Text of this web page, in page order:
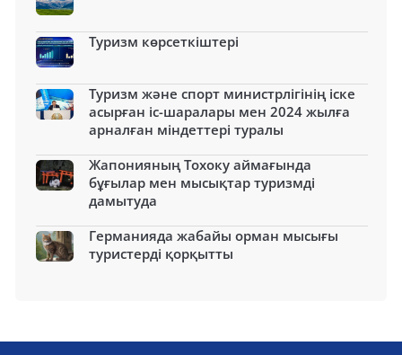
Туризм көрсеткіштері
Туризм және спорт министрлігінің іске
асырған іс-шаралары мен 2024 жылға
арналған міндеттері туралы
Жапонияның Тохоку аймағында
бұғылар мен мысықтар туризмді
дамытуда
Германияда жабайы орман мысығы
туристерді қорқытты